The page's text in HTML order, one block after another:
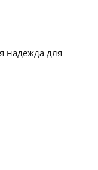
надежда для